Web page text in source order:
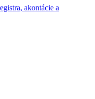
akontácie a